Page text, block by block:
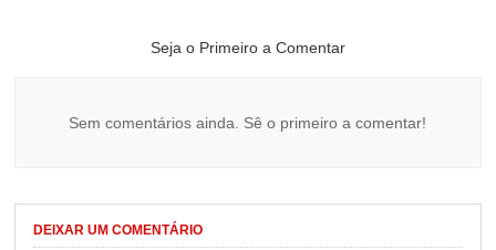
Seja o Primeiro a Comentar
Sem comentários ainda. Sê o primeiro a comentar!
DEIXAR UM COMENTÁRIO